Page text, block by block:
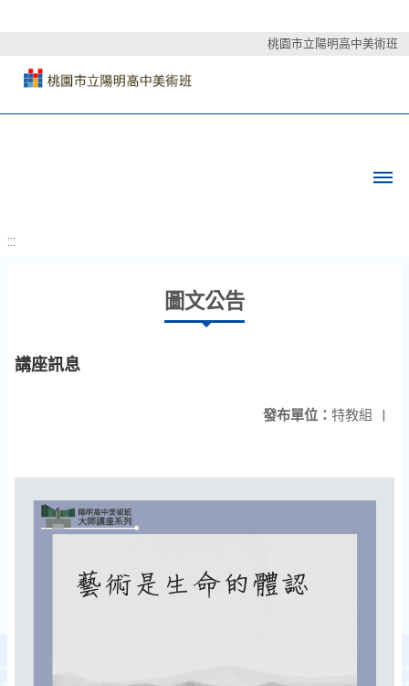
桃園市立陽明高中美術班
:::
圖文公告
講座訊息
發布單位： 特教組 |